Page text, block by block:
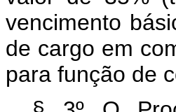
vencimento
de cargo em
para função de